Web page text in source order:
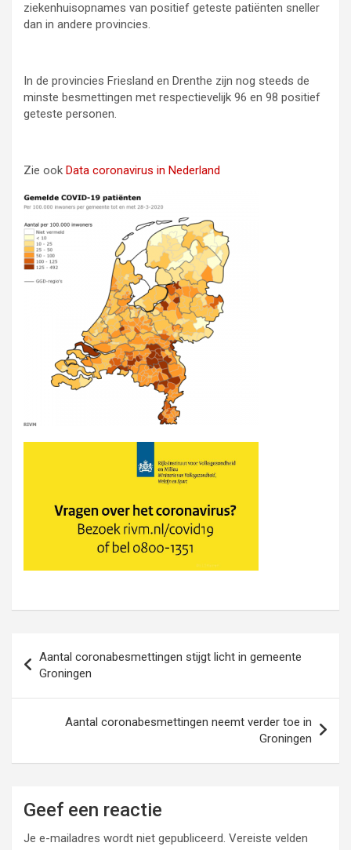
ziekenhuisopnames van positief geteste patiënten sneller
dan in andere provincies.
In de provincies Friesland en Drenthe zijn nog steeds de
minste besmettingen met respectievelijk 96 en 98 positief
geteste personen.
Zie ook Data coronavirus in Nederland
navigatie
Aantal coronabesmettingen stijgt licht in gemeente
Groningen
Aantal coronabesmettingen neemt verder toe in
Groningen
Geef een reactie
Je e-mailadres wordt niet gepubliceerd. Vereiste velden